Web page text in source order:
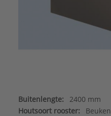
Buitenlengte:
2400 mm
Houtsoort rooster:
Beuken